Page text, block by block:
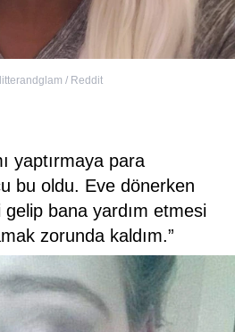
/ Reddit
yaptırmaya para
bu oldu. Eve dönerken
bana yardım etmesi
zorunda kaldım.”